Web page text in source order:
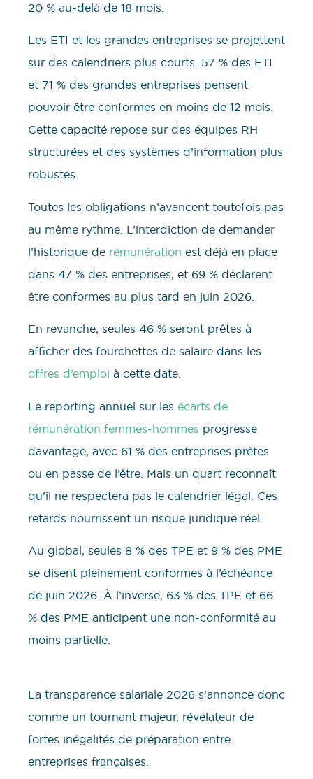
20 % au-delà de 18 mois.
Les ETI et les grandes entreprises se projettent
sur des calendriers plus courts. 57 % des ETI
et 71 % des grandes entreprises pensent
pouvoir être conformes en moins de 12 mois.
Cette capacité repose sur des équipes RH
structurées et des systèmes d’information plus
robustes.
Toutes les obligations n’avancent toutefois pas
au même rythme. L’interdiction de demander
l’historique de rémunération est déjà en place
dans 47 % des entreprises, et 69 % déclarent
être conformes au plus tard en juin 2026.
En revanche, seules 46 % seront prêtes à
afficher des fourchettes de salaire dans les
offres d’emploi à cette date.
Le reporting annuel sur les écarts de
rémunération femmes-hommes progresse
davantage, avec 61 % des entreprises prêtes
ou en passe de l’être. Mais un quart reconnaît
qu’il ne respectera pas le calendrier légal. Ces
retards nourrissent un risque juridique réel.
Au global, seules 8 % des TPE et 9 % des PME
se disent pleinement conformes à l’échéance
de juin 2026. À l’inverse, 63 % des TPE et 66
% des PME anticipent une non-conformité au
moins partielle.
La transparence salariale 2026 s’annonce donc
comme un tournant majeur, révélateur de
fortes inégalités de préparation entre
entreprises françaises.